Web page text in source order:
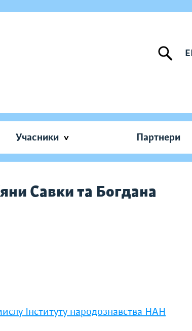
Учасники Партнери
Савки та Богдана
Інституту народознавства НАН